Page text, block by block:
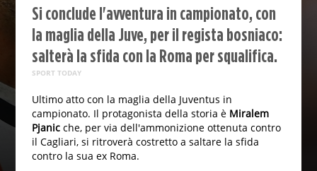
Si conclude l'avventura in campionato, con
la maglia della Juve, per il regista bosniaco:
salterà la sfida con la Roma per squalifica.
SPORT TODAY
Ultimo atto con la maglia della Juventus in
campionato. Il protagonista della storia è Miralem
Pjanic che, per via dell'ammonizione ottenuta contro
il Cagliari, si ritroverà costretto a saltare la sfida
contro la sua ex Roma.